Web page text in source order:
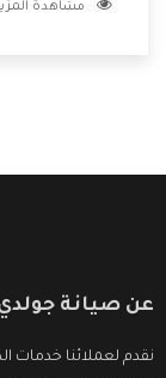
الشركة بها
مشاهدة
عن صيانة
نقدم لعملائنا خدمات